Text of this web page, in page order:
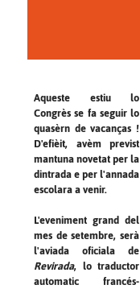
Aqueste estiu lo
Congrès se fa seguir lo
quasèrn de vacanças !
D'efièit, avèm previst
mantuna novetat per la
dintrada e per l'annada
escolara a venir.
L'eveniment grand del
mes de setembre, serà
l'aviada oficiala de
Revirada, lo traductor
automatic francés-